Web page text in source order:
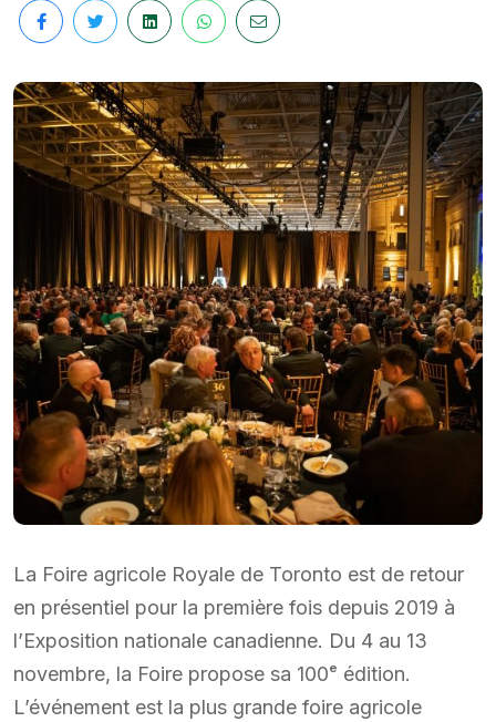
La Foire agricole Royale de Toronto est de retour
en présentiel pour la première fois depuis 2019 à
l’Exposition nationale canadienne. Du 4 au 13
novembre, la Foire propose sa 100ᵉ édition.
L’événement est la plus grande foire agricole